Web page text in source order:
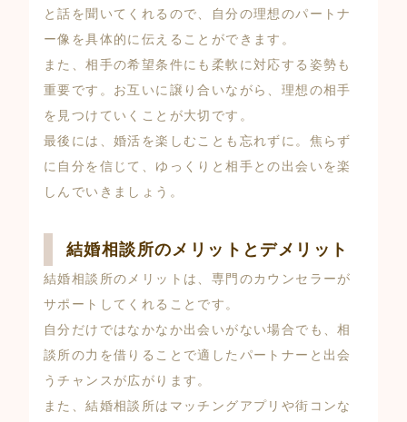
と話を聞いてくれるので、自分の理想のパートナ
ー像を具体的に伝えることができます。
また、相手の希望条件にも柔軟に対応する姿勢も
重要です。お互いに譲り合いながら、理想の相手
を見つけていくことが大切です。
最後には、婚活を楽しむことも忘れずに。焦らず
に自分を信じて、ゆっくりと相手との出会いを楽
しんでいきましょう。
結婚相談所のメリットとデメリット
結婚相談所のメリットは、専門のカウンセラーが
サポートしてくれることです。
自分だけではなかなか出会いがない場合でも、相
談所の力を借りることで適したパートナーと出会
うチャンスが広がります。
また、結婚相談所はマッチングアプリや街コンな